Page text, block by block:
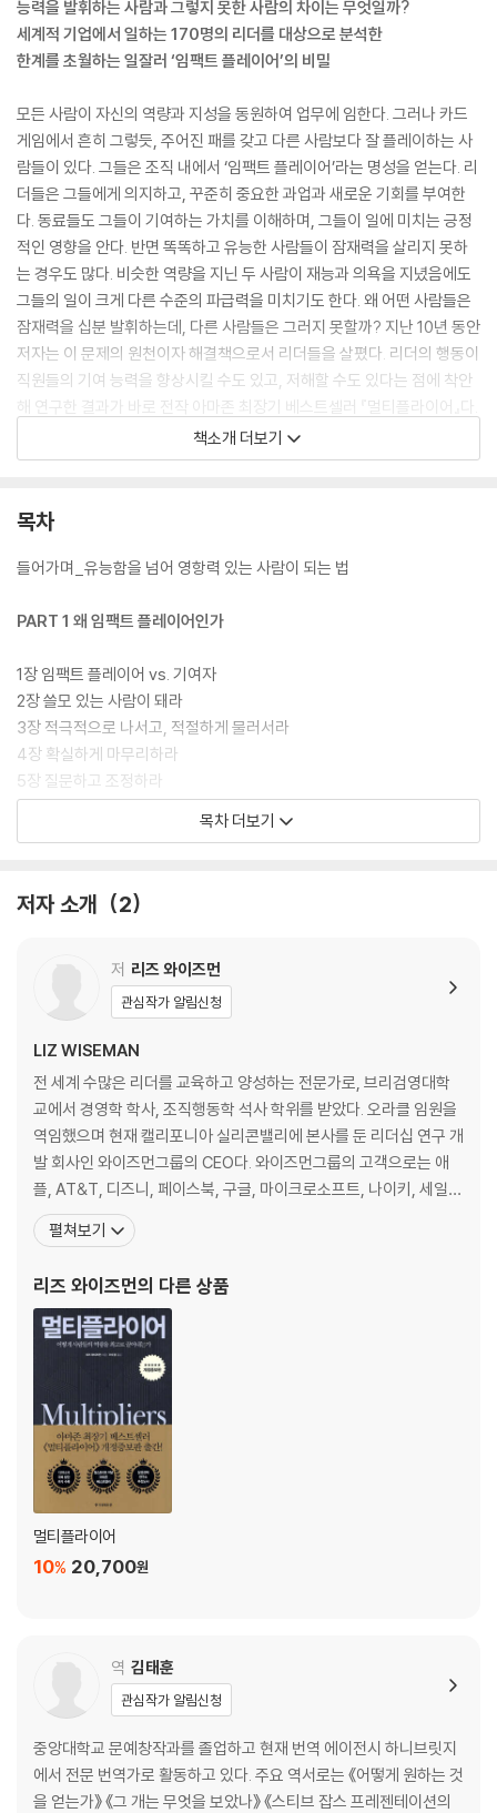
능력을 발휘하는 사람과 그렇지 못한 사람의 차이는 무엇일까?
세계적 기업에서 일하는 170명의 리더를 대상으로 분석한
한계를 초월하는 일잘러 ‘임팩트 플레이어’의 비밀
모든 사람이 자신의 역량과 지성을 동원하여 업무에 임한다. 그러나 카드
게임에서 흔히 그렇듯, 주어진 패를 갖고 다른 사람보다 잘 플레이하는 사
람들이 있다. 그들은 조직 내에서 ‘임팩트 플레이어’라는 명성을 얻는다. 리
더들은 그들에게 의지하고, 꾸준히 중요한 과업과 새로운 기회를 부여한
다. 동료들도 그들이 기여하는 가치를 이해하며, 그들이 일에 미치는 긍정
적인 영향을 안다. 반면 똑똑하고 유능한 사람들이 잠재력을 살리지 못하
는 경우도 많다. 비슷한 역량을 지닌 두 사람이 재능과 의욕을 지녔음에도
그들의 일이 크게 다른 수준의 파급력을 미치기도 한다. 왜 어떤 사람들은
잠재력을 십분 발휘하는데, 다른 사람들은 그러지 못할까? 지난 10년 동안
저자는 이 문제의 원천이자 해결책으로서 리더들을 살폈다. 리더의 행동이
직원들의 기여 능력을 향상시킬 수도 있고, 저해할 수도 있다는 점에 착안
해 연구한 결과가 바로 전작 아마존 최장기 베스트셀러 『멀티플라이어』다.
그러나 직원들이 일하는 방식도 중요하다. 리더는 멀티플라이어가 될 수
있지만, 직원은 방정식의 한 변수이기 때문이다. 어떤 사람을 조직 내에서
지 않은 사람을 차별화하는 마인드셋은 무엇일까? 이제는 최고의 직원이
목소리를 강화하고 영향력을 키우는 양상을 살필 때가 되었다. 저자는 이
직원, 임팩트 플레이어를 결정짓는 5가지 차이를 찾았다. 이 책에서 제시
을 발휘하는 임팩트 플레이어가 될 수 있다.
이 책은 크게 개인과 리더를 위한 내용으로 나뉜다. 1장에서는 임팩트 플레
이어의 개념에 대해 설명하며, 2장~6장의 PART 1은 개인을 위한 내용으
로, 임팩트 플레이어를 결정짓는 5가지 특징을 알려주며 개인적 유효성을
개선하고 임팩트 플레이어로서의 측면을 강화하는 데 도움을 준다. 7장에
서 8장에 걸친 PART 2는 리더를 위한 내용으로, 더 나은 리더가 될 수 있
한 전략을 제공한다.
책소개 더보기
목차
들어가며_유능함을 넘어 영항력 있는 사람이 되는 법
PART 1 왜 임팩트 플레이어인가
1장 임팩트 플레이어 vs. 기여자
2장 쓸모 있는 사람이 돼라
3장 적극적으로 나서고, 적절하게 물러서라
4장 확실하게 마무리하라
5장 질문하고 조정하라
6장 일을 가볍게 만들어라
7장 파급력을 키워라
감사의 말
부록 A 조직 내 신뢰를 높이는 방법
부록 B 자주 묻는 질문들
목차 더보기
저자 소개 2
저 리즈 와이즈먼
관심작가 알림신청
LIZ WISEMAN
전 세계 수많은 리더를 교육하고 양성하는 전문가로, 브리검영대학
교에서 경영학 학사, 조직행동학 석사 학위를 받았다. 오라클 임원을
역임했으며 현재 캘리포니아 실리콘밸리에 본사를 둔 리더십 연구 개
발 회사인 와이즈먼그룹의 CEO다. 와이즈먼그룹의 고객으로는 애
플, AT&T, 디즈니, 페이스북, 구글, 마이크로소프트, 나이키, 세일즈
포스, 테슬라가 있다. 리즈 와이즈먼은 리더십과 집단 지성 분야에서
중요한 연구를 수행해 최고의 경영 사상가 리스트인 ‘싱커스 50(Thi
정됐다. 그리고 〈하버드비즈니스리뷰〉, 〈
펼쳐보기
리즈 와이즈먼의 다른 상품
멀티플라이어
20,700원
10%
역 김태훈
관심작가 알림신청
중앙대학교 문예창작과를 졸업하고 현재 번역 에이전시 하니브릿지
에서 전문 번역가로 활동하고 있다. 주요 역서로는 《어떻게 원하는 것
을 얻는가》 《그 개는 무엇을 보았나》 《스티브 잡스 프레젠테이션의